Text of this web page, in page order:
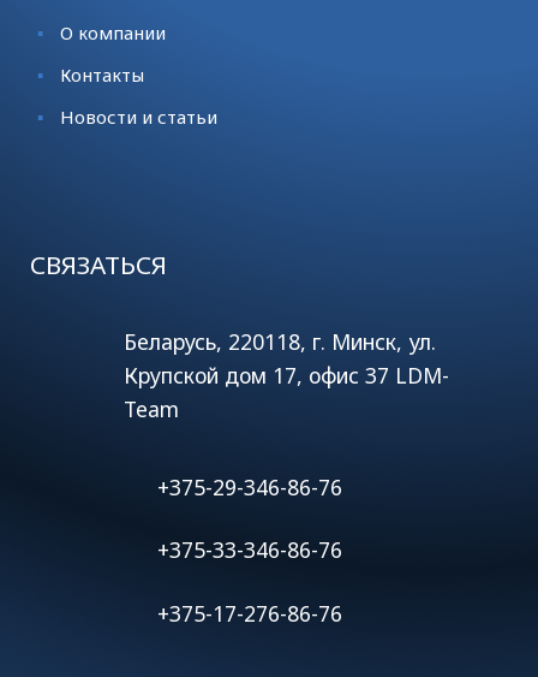
О компании
Контакты
Новости и статьи
СВЯЗАТЬСЯ
Беларусь, 220118, г. Минск, ул.
Крупской дом 17, офис 37 LDM-
Team
+375-29-346-86-76
+375-33-346-86-76
+375-17-276-86-76